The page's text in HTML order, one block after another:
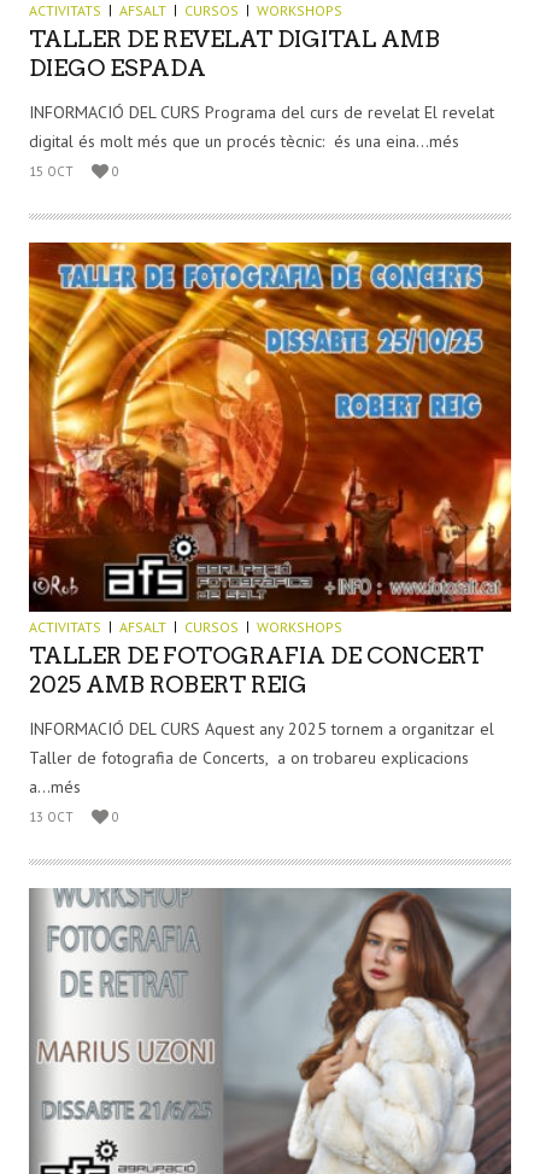
ACTIVITATS AFSALT CURSOS WORKSHOPS
TALLER DE REVELAT DIGITAL AMB
DIEGO ESPADA
INFORMACIÓ DEL CURS Programa del curs de revelat El revelat
digital és molt més que un procés tècnic: és una eina...més
15 OCT 0
ACTIVITATS AFSALT CURSOS WORKSHOPS
TALLER DE FOTOGRAFIA DE CONCERT
2025 AMB ROBERT REIG
INFORMACIÓ DEL CURS Aquest any 2025 tornem a organitzar el
Taller de fotografia de Concerts, a on trobareu explicacions
a...més
13 OCT 0